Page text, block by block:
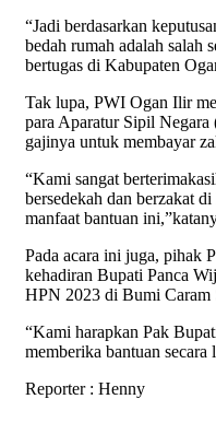
“Jadi berdasarkan
bedah rumah adalah salah
bertugas di Kabupaten
Tak lupa, PWI Ogan Ilir
para Aparatur Sipil
gajinya untuk membayar
“Kami sangat
bersedekah dan berzakat
manfaat bantuan
Pada acara ini juga, pihak
kehadiran Bupati Panca
HPN 2023 di Bumi Caram
“Kami harapkan Pak
memberika bantuan
Reporter : Henny